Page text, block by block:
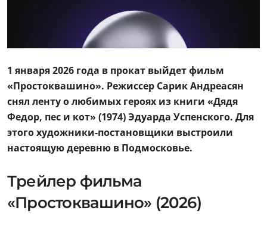
1 января 2026 года в прокат выйдет фильм
«Простоквашино». Режиссер Сарик Андреасян
снял ленту о любимых героях из книги «Дядя
Федор, пес и кот» (1974) Эдуарда Успенского. Для
этого художники-постановщики выстроили
настоящую деревню в Подмосковье.
Трейлер фильма
«Простоквашино» (2026)